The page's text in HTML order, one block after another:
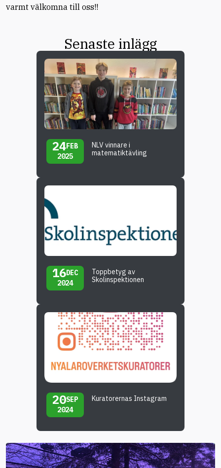
varmt välkomna till oss!!
Senaste inlägg
24FEB
2025
NLV vinnare i
matematiktävling
16DEC
2024
Toppbetyg av
Skolinspektionen
20SEP
2024
Kuratorernas Instagram